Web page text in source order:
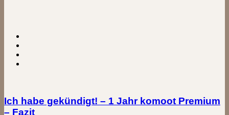
Ich habe gekündigt! – 1 Jahr komoot Premium
– Fazit